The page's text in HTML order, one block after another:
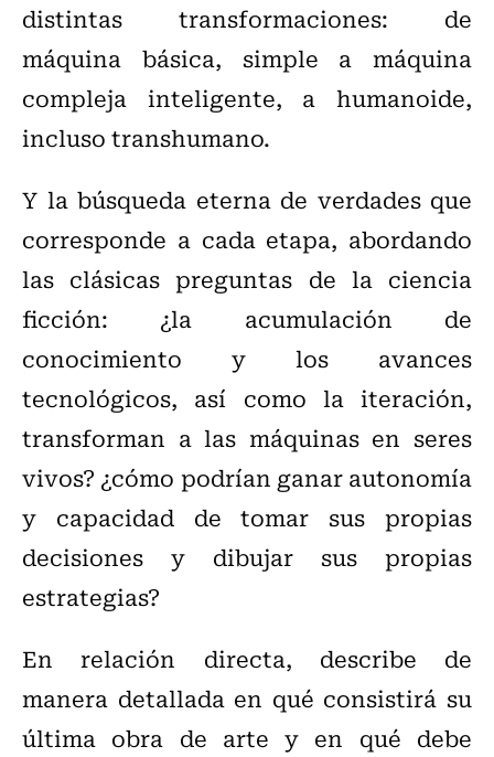
distintas transformaciones: de
máquina básica, simple a máquina
compleja inteligente, a humanoide,
incluso transhumano.
Y la búsqueda eterna de verdades que
corresponde a cada etapa, abordando
las clásicas preguntas de la ciencia
ficción: ¿la acumulación de
conocimiento y los avances
tecnológicos, así como la iteración,
transforman a las máquinas en seres
vivos? ¿cómo podrían ganar autonomía
y capacidad de tomar sus propias
decisiones y dibujar sus propias
estrategias?
En relación directa, describe de
manera detallada en qué consistirá su
última obra de arte y en qué debe